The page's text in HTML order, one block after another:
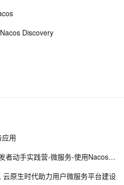
的配置管理
Discovery
用
workshop专场-微服务专场-开发者动手实践营-微服务-使用Nacos进行服务的动态发现和流量调度
原生时代助力用户微服务平台建设